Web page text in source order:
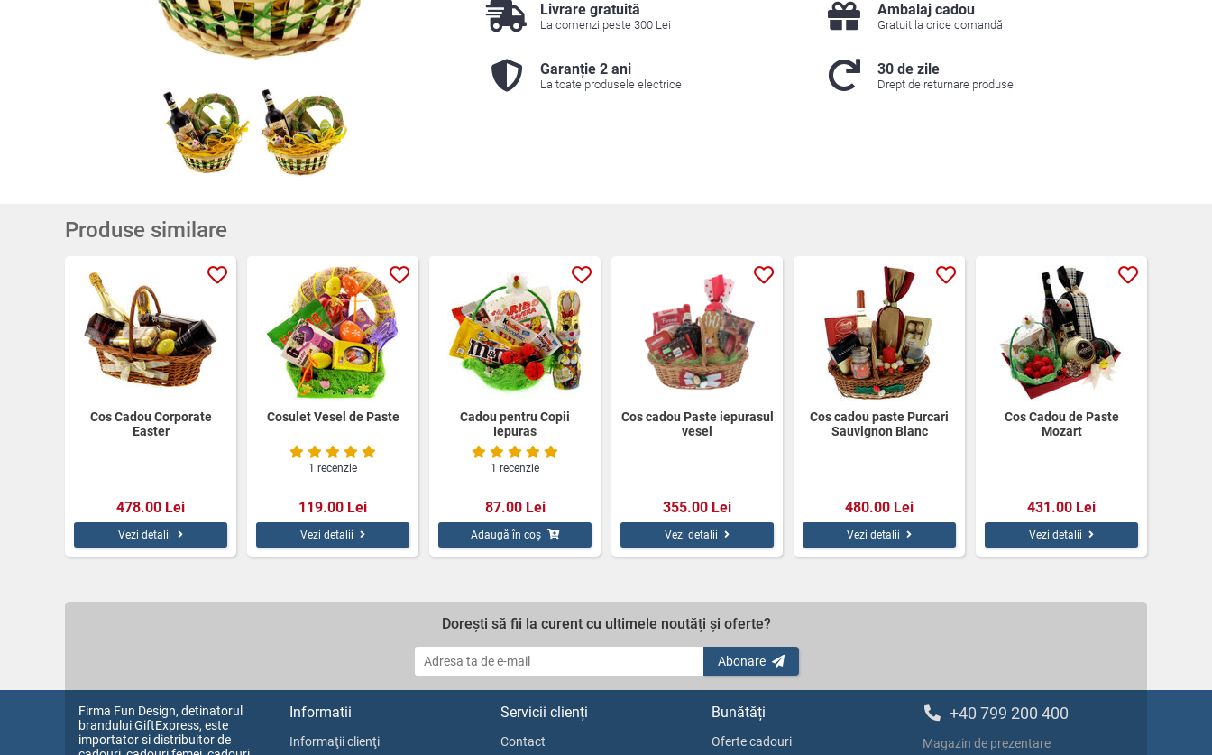
Livrare gratuită
La comenzi peste 300 Lei
Ambalaj cadou
Gratuit la orice comandă
Garanție 2 ani
La toate produsele electrice
30 de zile
Drept de returnare produse
Produse similare
Cos Cadou Corporate
Easter
478.00 Lei
Vezi detalii
Cosulet Vesel de Paste
1 recenzie
119.00 Lei
Vezi detalii
Cadou pentru Copii
Iepuras
1 recenzie
87.00 Lei
Adaugă în coș
Cos cadou Paste iepurasul
vesel
355.00 Lei
Vezi detalii
Cos cadou paste Purcari
Sauvignon Blanc
480.00 Lei
Vezi detalii
Cos Cadou de Paste
Mozart
431.00 Lei
Vezi detalii
Dorești să fii la curent cu ultimele noutăți și oferte?
Abonare
Firma Fun Design, detinatorul
brandului GiftExpress, este
importator si distribuitor de
Informatii
Informaţii clienţi
Servicii clienți
Contact
Bunătăți
Oferte cadouri
+40 799 200 400
Magazin de prezentare